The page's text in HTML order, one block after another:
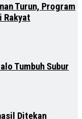
Turun, Program
Rakyat
Tumbuh Subur
Ditekan